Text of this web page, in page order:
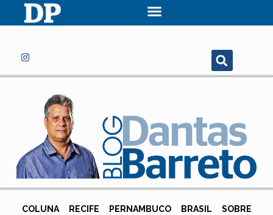
COLUNA RECIFE PERNAMBUCO BRASIL SOBRE